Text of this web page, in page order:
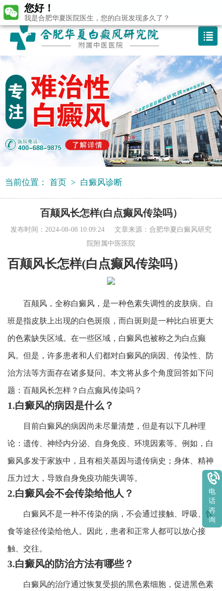
当前位置： 首页 > 白癜风诊断
百颠风长怎样(白点癫风传染吗）
发布时间：2024-08-08 10:09:24 文章来源： 合肥华夏白癜风研究
院附属中医医院
百颠风长怎样(白点癫风传染吗）
百颠风，全称白癜风，是一种色素失调性的皮肤病。白
班是指皮肤上出现的白色斑痕，而白斑则是一种比白班更大
的色素缺失区域。在一些区域，白癜风也被称之为白点癫
风。但是，许多患者和人们都对白癜风的病因、传染性、防
治方法等方面存在诸多疑问。本文将从多个角度回答如下问
题：百颠风长怎样？白点癫风传染吗？
1.白癜风的病因是什么？
目前白癜风的病因尚未尽量清楚，但是有以下几种理
论：遗传、神经内分泌、自身免疫、环境因素等。例如，白
癜风多发于家族中，且有相关基因与遗传病史；身体、精神
压力过大，导致自身免疫功能失调等。
2.白癜风会不会传染给他人？
白癜风不是一种不传染的病，不会通过接触、呼吸、饮
食等途径传染给他人。因此，患者和正常人都可以放心接
触、交往。
3.白癜风的防治方法有哪些？
白癜风的治疗通过恢复受损的黑色素细胞，促进黑色素
电
话
咨
询
您好！
我是合肥华夏医院医生，您的白斑发现多久了？